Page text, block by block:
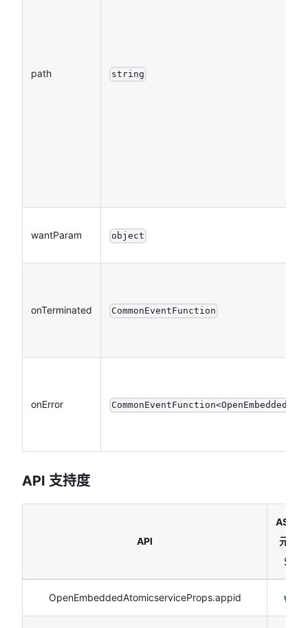
path string
wantParam object
onTerminated CommonEventFunction
onError
API 支持度
API
ASCF
元服
务
OpenEmbeddedAtomicserviceProps.appid ✔️